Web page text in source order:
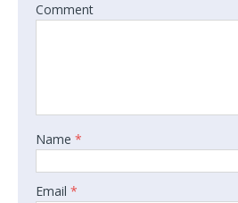
Comment
Name *
Email *